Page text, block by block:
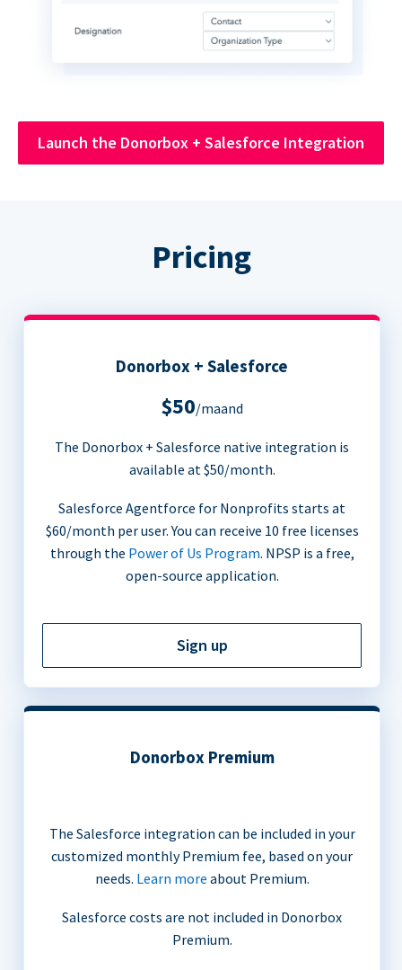
Launch the Donorbox + Salesforce Integration
Pricing
Donorbox + Salesforce
$50/maand
The Donorbox + Salesforce native integration is
available at $50/month.
Salesforce Agentforce for Nonprofits starts at
$60/month per user. You can receive 10 free licenses
through the Power of Us Program. NPSP is a free,
open-source application.
Sign up
Donorbox Premium
The Salesforce integration can be included in your
customized monthly Premium fee, based on your
needs. Learn more about Premium.
Salesforce costs are not included in Donorbox
Premium.